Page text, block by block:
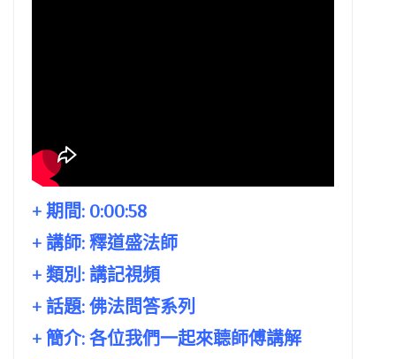
+ 期間: 0:00:58
+ 講師: 釋道盛法師
+ 類別: 講記視頻
+ 話題: 佛法問答系列
+ 簡介: 各位我們一起來聼師傅講解